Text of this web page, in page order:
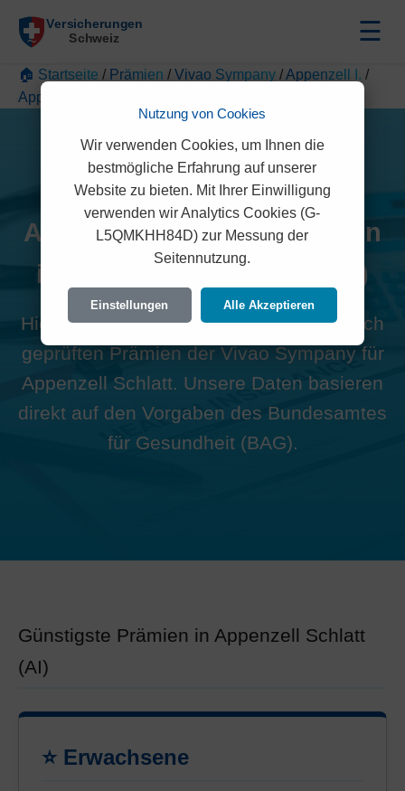
☰
🏠 Startseite / Prämien / Vivao Sympany /Appenzell I. /
Appenzell Schlatt
Alle Vivao Sympany Prämien
in Appenzell Schlatt (9050)
Hier finden Sie die offiziellen und rechtlich
geprüften Prämien der Vivao Sympany für
Appenzell Schlatt. Unsere Daten basieren
direkt auf den Vorgaben des Bundesamtes
für Gesundheit (BAG).
Günstigste Prämien in Appenzell Schlatt
(AI)
⭐ Erwachsene
Nutzung von Cookies
Wir verwenden Cookies, um Ihnen die
bestmögliche Erfahrung auf unserer
Website zu bieten. Mit Ihrer Einwilligung
verwenden wir Analytics Cookies (G-
L5QMKHH84D) zur Messung der
Seitennutzung.
Einstellungen Alle Akzeptieren